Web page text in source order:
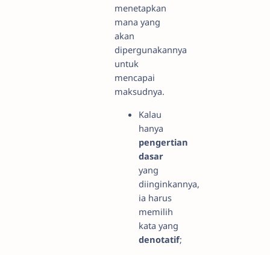
menetapkan
mana yang
akan
dipergunakannya
untuk
mencapai
maksudnya.
Kalau
hanya
pengertian
dasar
yang
diinginkannya,
ia harus
memilih
kata yang
denotatif;